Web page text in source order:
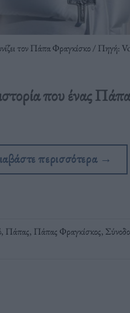
τον Πάπα Φραγκίσκο / Πηγή:
που ένας
περισσότερα →
, Πάπας, Πάπας Φραγκίσκος,